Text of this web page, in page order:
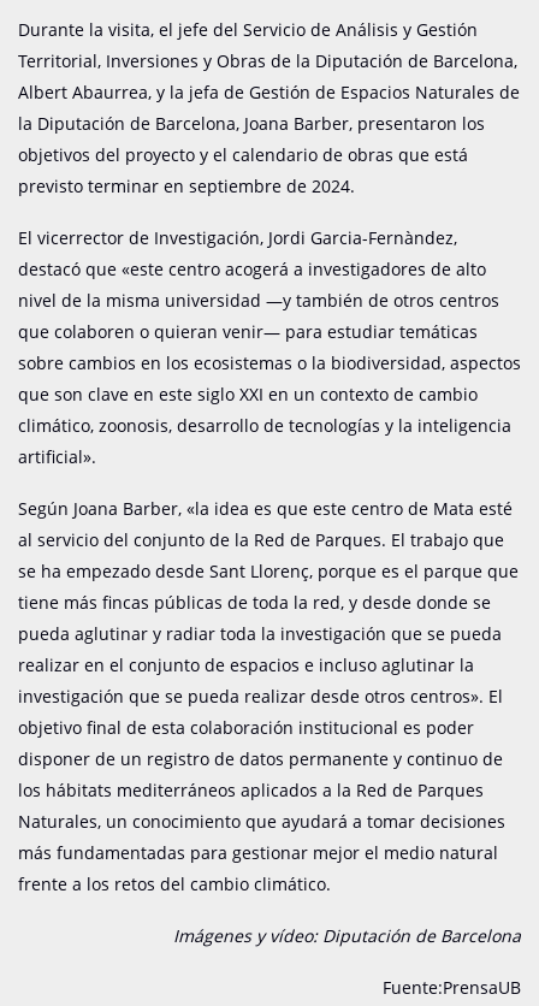
Durante la visita, el jefe del Servicio de Análisis y Gestión
Territorial, Inversiones y Obras de la Diputación de Barcelona,
Albert Abaurrea, y la jefa de Gestión de Espacios Naturales de
la Diputación de Barcelona, Joana Barber, presentaron los
objetivos del proyecto y el calendario de obras que está
previsto terminar en septiembre de 2024.
El vicerrector de Investigación, Jordi Garcia-Fernàndez,
destacó que «este centro acogerá a investigadores de alto
nivel de la misma universidad —y también de otros centros
que colaboren o quieran venir— para estudiar temáticas
sobre cambios en los ecosistemas o la biodiversidad, aspectos
que son clave en este siglo XXI en un contexto de cambio
climático, zoonosis, desarrollo de tecnologías y la inteligencia
artificial».
Según Joana Barber, «la idea es que este centro de Mata esté
al servicio del conjunto de la Red de Parques. El trabajo que
se ha empezado desde Sant Llorenç, porque es el parque que
tiene más fincas públicas de toda la red, y desde donde se
pueda aglutinar y radiar toda la investigación que se pueda
realizar en el conjunto de espacios e incluso aglutinar la
investigación que se pueda realizar desde otros centros». El
objetivo final de esta colaboración institucional es poder
disponer de un registro de datos permanente y continuo de
los hábitats mediterráneos aplicados a la Red de Parques
Naturales, un conocimiento que ayudará a tomar decisiones
más fundamentadas para gestionar mejor el medio natural
frente a los retos del cambio climático.
Imágenes y vídeo: Diputación de Barcelona
Fuente:PrensaUB